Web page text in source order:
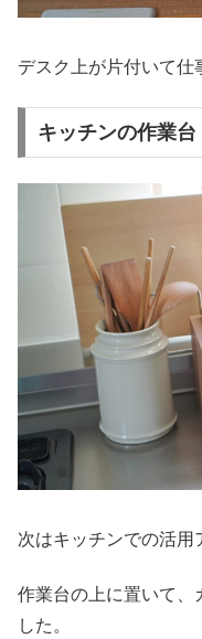
デスク上が片付いて仕
キッチンの作業台
次はキッチンでの活用
作業台の上に置いて、
した。